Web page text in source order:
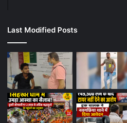
Last Modified Posts